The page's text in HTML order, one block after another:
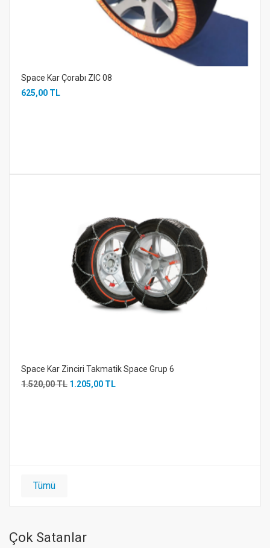
Space Kar Çorabı ZIC 08
625,00 TL
Space Kar Zinciri Takmatik Space Grup 6
1.520,00 TL 1.205,00 TL
Tümü
Çok Satanlar